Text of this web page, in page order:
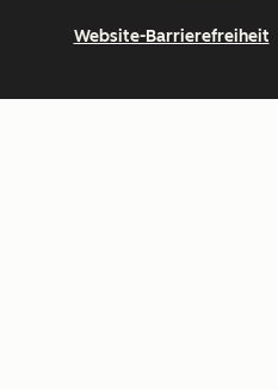
Website-Barrierefreiheit